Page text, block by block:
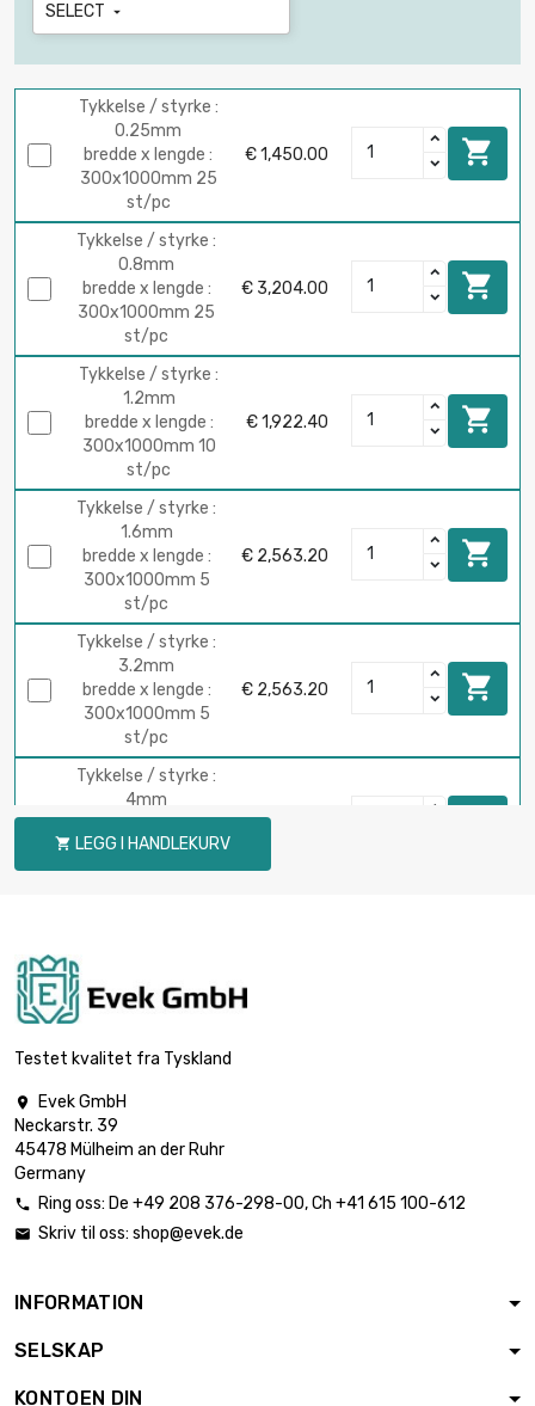
SELECT 
Tykkelse / styrke :
0.25mm
bredde x lengde :
300x1000mm 25
st/pc
€ 1,450.00 
Tykkelse / styrke :
0.8mm
bredde x lengde :
300x1000mm 25
st/pc
€ 3,204.00 
Tykkelse / styrke :
1.2mm
bredde x lengde :
300x1000mm 10
st/pc
€ 1,922.40 
Tykkelse / styrke :
1.6mm
bredde x lengde :
300x1000mm 5
st/pc
€ 2,563.20 
Tykkelse / styrke :
3.2mm
bredde x lengde :
300x1000mm 5
st/pc
€ 2,563.20 
Tykkelse / styrke :
4mm
bredde x lengde :
300x1000mm 5
st/pc
€ 3,204.00
300x1000mm 2
st/pc
6mm
bredde x lengde :
200x1000mm
Tykkelse / styrke :
bredde x lengde :
300x300mm
€ 1,859.80 
10mm
bredde x lengde :
300x300mm
12mm
 LEGG I HANDLEKURV
Testet kvalitet fra Tyskland

Evek GmbH
Neckarstr. 39
45478 Mülheim an der Ruhr
Germany
 Ring oss: De +49 208 376-298-00, Ch +41 615 100-612
 Skriv til oss: shop@evek.de
INFORMATION
SELSKAP
KONTOEN DIN